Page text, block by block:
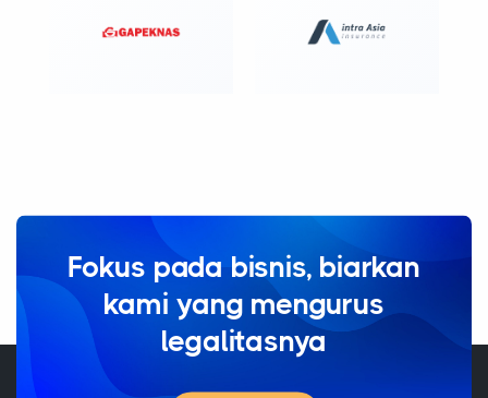
Fokus pada bisnis, biarkan
kami yang mengurus
legalitasnya